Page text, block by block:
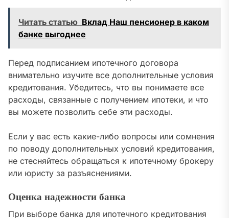
Читать статью Вклад Наш пенсионер в каком
банке выгоднее
Перед подписанием ипотечного договора
внимательно изучите все дополнительные условия
кредитования. Убедитесь, что вы понимаете все
расходы, связанные с получением ипотеки, и что
вы можете позволить себе эти расходы.
Если у вас есть какие-либо вопросы или сомнения
по поводу дополнительных условий кредитования,
не стесняйтесь обращаться к ипотечному брокеру
или юристу за разъяснениями.
Оценка надежности банка
При выборе банка для ипотечного кредитования